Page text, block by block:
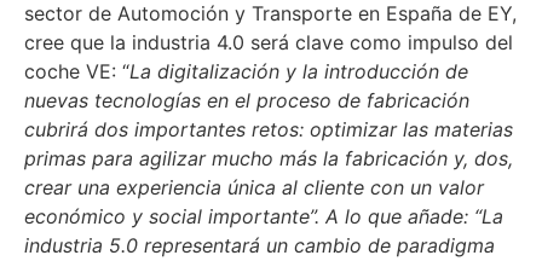
sector de Automoción y Transporte en España de EY,
cree que la industria 4.0 será clave como impulso del
coche VE: “La digitalización y la introducción de
nuevas tecnologías en el proceso de fabricación
cubrirá dos importantes retos: optimizar las materias
primas para agilizar mucho más la fabricación y, dos,
crear una experiencia única al cliente con un valor
económico y social importante”. A lo que añade: “La
industria 5.0 representará un cambio de paradigma